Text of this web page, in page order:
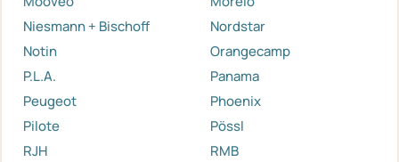
Niesmann + Bischoff
Nordstar
Notin
Orangecamp
P.L.A.
Panama
Peugeot
Phoenix
Pilote
Pössl
RJH
RMB